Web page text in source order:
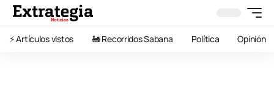
⚡️ Artículos vistos 🚂 Recorridos Sabana Política Opinión